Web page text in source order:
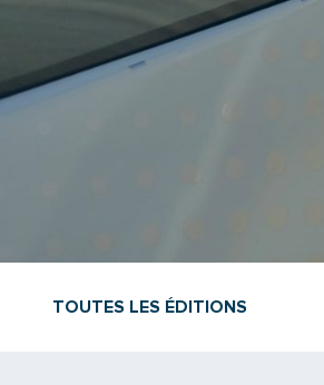
TOUTES LES ÉDITIONS